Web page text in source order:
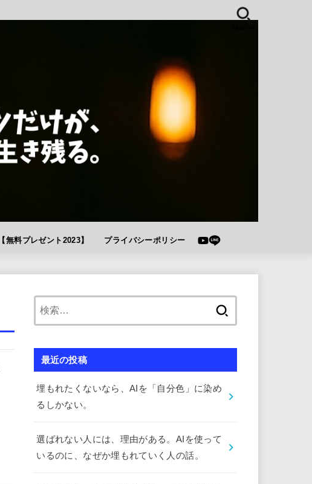
【無料プレゼント2023】 プライバシーポリシー
最近の投稿
埋もれたくないなら、AIを「自分色」に染め
るしかない。
選ばれない人には、理由がある。AIを使って
いるのに、なぜか埋もれていく人の話。